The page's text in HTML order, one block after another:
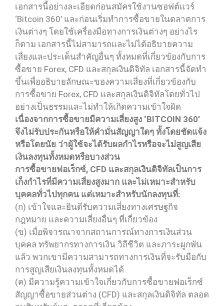
เอกสารนี้อย่างละเอียดก่อนสมัครใช้งานซอฟต์แวร์
‘Bitcoin 360’ และก่อนเริ่มทำการซื้อขายในตลาดการ
เงินต่างๆ โดยใช้เครื่องมือทางการเงินต่างๆ อย่างไร
ก็ตาม เอกสารนี้ไม่สามารถและไม่ได้อธิบายความ
เสี่ยงและประเด็นสำคัญอื่นๆ ทั้งหมดที่เกี่ยวข้องกับการ
ซื้อขาย Forex, CFD และสกุลเงินดิจิทัล เอกสารนี้จัดทำ
ขึ้นเพื่ออธิบายลักษณะของความเสี่ยงที่เกี่ยวข้องกับ
การซื้อขาย Forex, CFD และสกุลเงินดิจิทัลโดยทั่วไป
อย่างเป็นธรรมและไม่ทำให้เกิดความเข้าใจผิด
เนื่องจากการซื้อขายมีความเสี่ยงสูง ‘BITCOIN 360’
จึงไม่รับประกันหรือให้คำมั่นสัญญาใดๆ ทั้งโดยชัดแจ้ง
หรือโดยนัย ว่าผู้ใช้จะได้รับผลกำไรหรือจะไม่สูญเสีย
เงินลงทุนทั้งหมดหรือบางส่วน
การซื้อขายฟอเร็กซ์, CFD และสกุลเงินดิจิทัลเป็นการ
เก็งกำไรที่มีความเสี่ยงสูงมาก และไม่เหมาะสำหรับ
บุคคลทั่วไปทุกคน แต่เหมาะสำหรับนักลงทุนที่:
(ก) เข้าใจและยินดีรับความเสี่ยงทางเศรษฐกิจ
กฎหมาย และความเสี่ยงอื่นๆ ที่เกี่ยวข้อง
(ข) เมื่อพิจารณาจากสถานการณ์ทางการเงินส่วน
บุคคล ทรัพยากรทางการเงิน วิถีชีวิต และภาระผูกพัน
แล้ว พวกเขามีความสามารถทางการเงินที่จะรับมือกับ
การสูญเสียเงินลงทุนทั้งหมดได้
(ค) มีความรู้ความเข้าใจเกี่ยวกับการซื้อขายฟอเร็กซ์
สัญญาซื้อขายส่วนต่าง (CFD) และสกุลเงินดิจิทัล ตลอด